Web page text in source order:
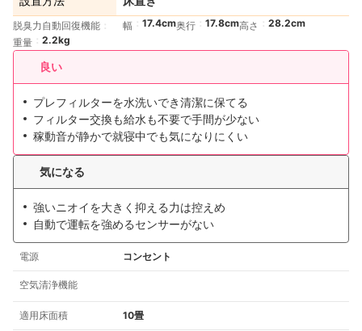
脱臭力自動回復機能 幅 17.4cm奥行 17.8cm高さ
28.2cm
重量
2.2kg
良い
プレフィルターを水洗いでき清潔に保てる
フィルター交換も給水も不要で手間が少ない
稼動音が静かで就寝中でも気になりにくい
気になる
強いニオイを大きく抑える力は控えめ
自動で運転を強めるセンサーがない
電源 コンセント
空気清浄機能
適用床面積 10畳